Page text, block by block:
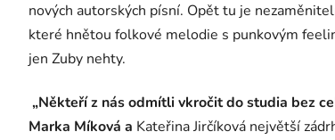
nových autorských písní. Opět tu je
které hnětou folkové melodie s punkovým
jen Zuby nehty.
„Někteří z nás odmítli vkročit do studia bez
Marka Míková a Kateřina Jirčíková největší